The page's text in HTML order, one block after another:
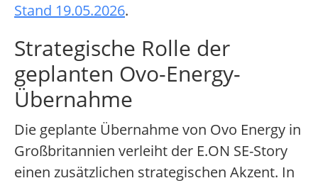
Stand 19.05.2026.
Strategische Rolle der
geplanten Ovo-Energy-
Übernahme
Die geplante Übernahme von Ovo Energy in
Großbritannien verleiht der E.ON SE-Story
einen zusätzlichen strategischen Akzent. In